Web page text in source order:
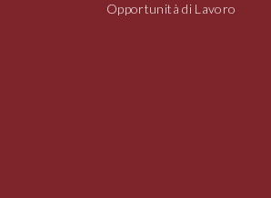
Opportunità di Lavoro